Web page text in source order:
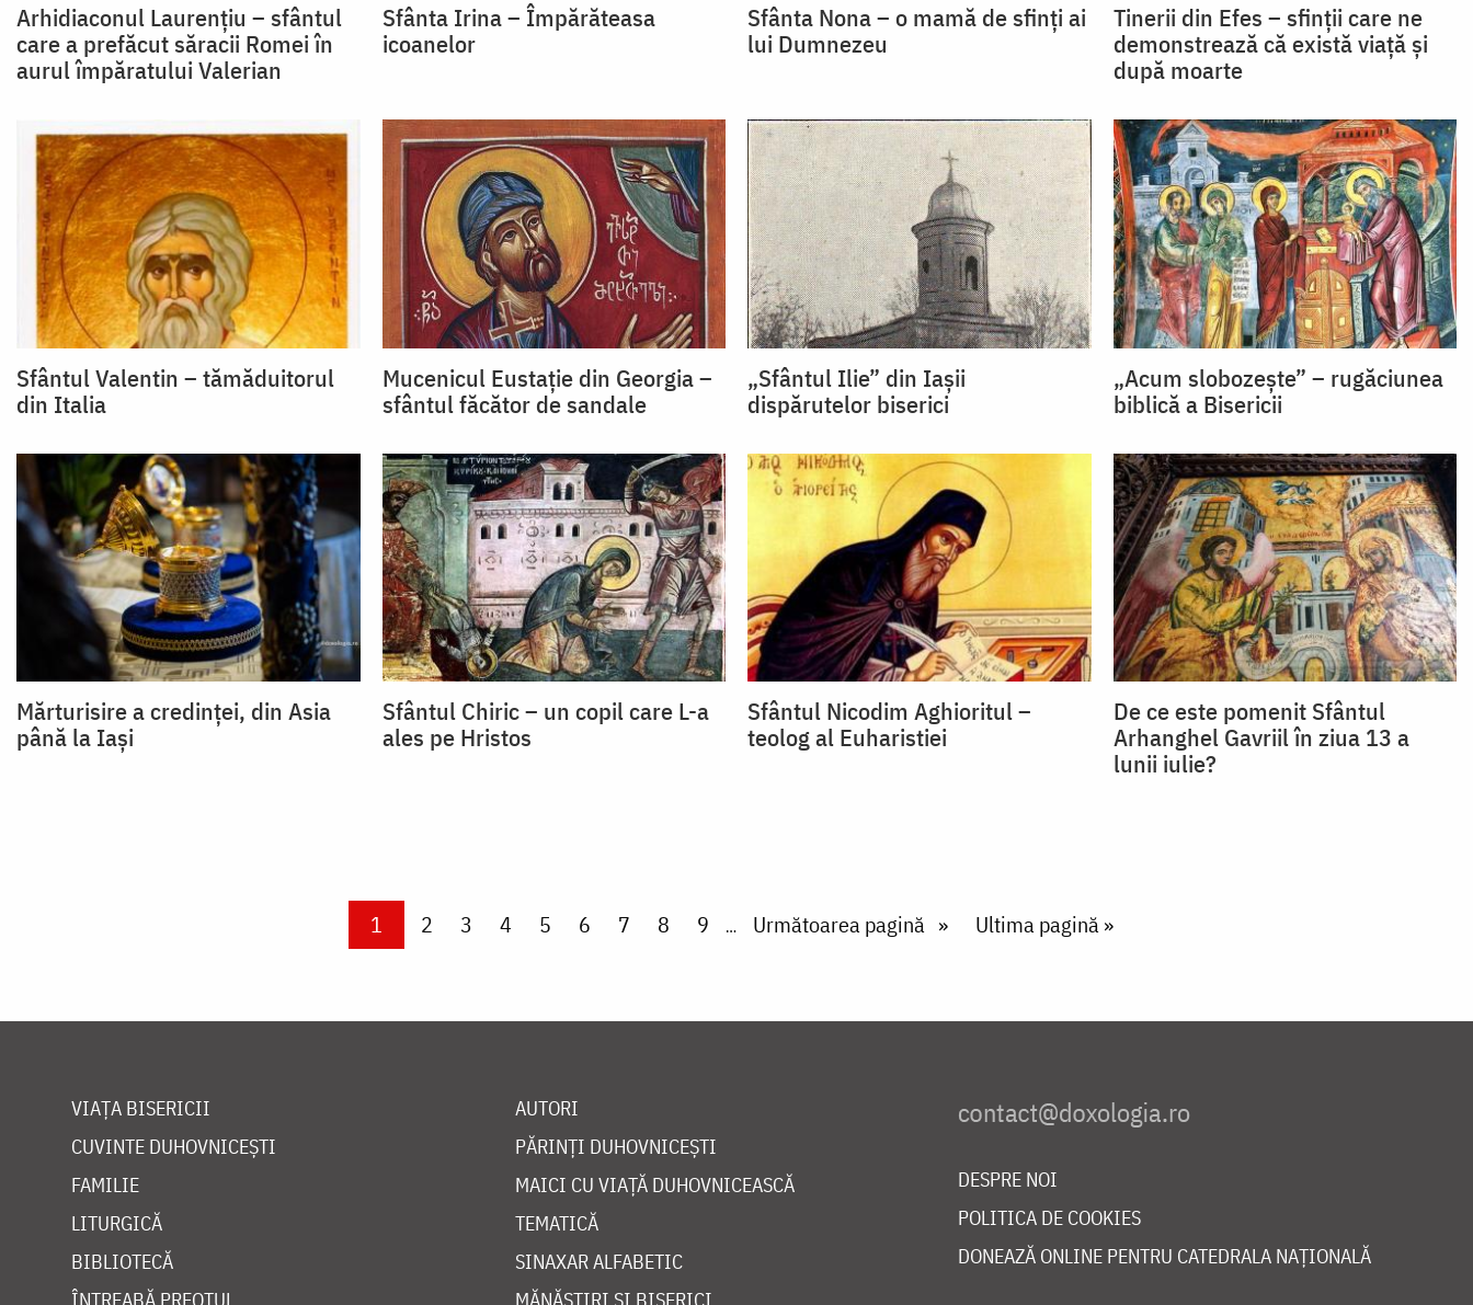
Arhidiaconul Laurențiu – sfântul
care a prefăcut săracii Romei în
aurul împăratului Valerian
Sfânta Irina – Împărăteasa
icoanelor
Sfânta Nona – o mamă de sfinți ai
lui Dumnezeu
Tinerii din Efes – sfinții care ne
demonstrează că există viață și
după moarte
Sfântul Valentin – tămăduitorul
din Italia
Mucenicul Eustație din Georgia –
sfântul făcător de sandale
„Sfântul Ilie” din Iașii
dispărutelor biserici
„Acum slobozește” – rugăciunea
biblică a Bisericii
Mărturisire a credinței, din Asia
până la Iași
Sfântul Chiric – un copil care L-a
ales pe Hristos
Sfântul Nicodim Aghioritul –
teolog al Euharistiei
De ce este pomenit Sfântul
Arhanghel Gavriil în ziua 13 a
lunii iulie?
Current page
1 Page
2 Page
3 Page
4 Page
5 Page
6 Page
7 Page
8 Page
9 … Next page
Următoarea pagină Last page
Ultima pagină »
VIAȚA BISERICII
CUVINTE DUHOVNICEȘTI
FAMILIE
LITURGICĂ
BIBLIOTECĂ
AUTORI
PĂRINȚI DUHOVNICEȘTI
MAICI CU VIAȚĂ DUHOVNICEASCĂ
TEMATICĂ
SINAXAR ALFABETIC
DESPRE NOI
POLITICA DE COOKIES
DONEAZĂ ONLINE PENTRU CATEDRALA NAȚIONALĂ